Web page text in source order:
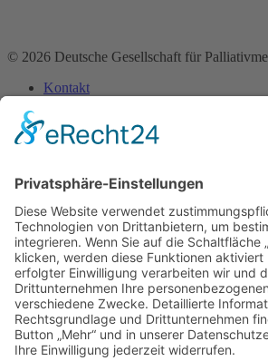
© 2026 Deutsche Gesellschaft für
Kontakt
Datenschutz­erklärung
Bereiche
Pharmazie
Pflege
Psychologie
Seelsorge
Soziale Arbeit
Rechtsberufe
Physio-, Ergotherapie &
Künstlerische Therapien
Ernährung